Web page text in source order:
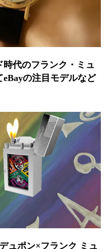
時代のフランク・ミュ
の注目モデルなど
ュポン×フランク ミュ